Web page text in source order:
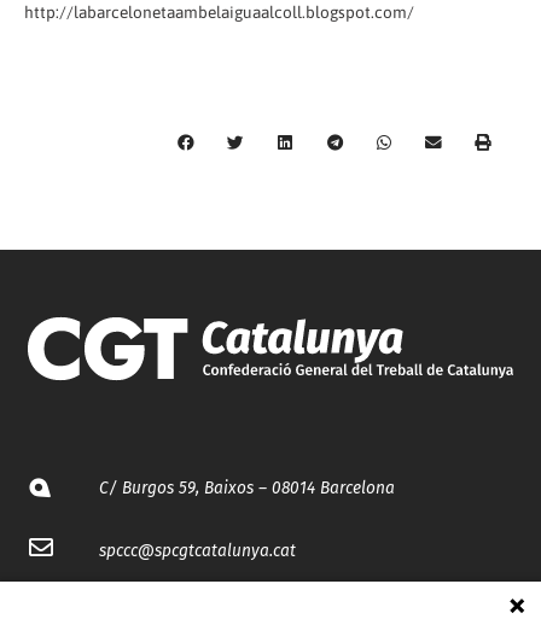
http://labarcelonetaambelaiguaalcoll.blogspot.com/
C/ Burgos 59, Baixos – 08014 Barcelona
spccc@spcgtcatalunya.cat